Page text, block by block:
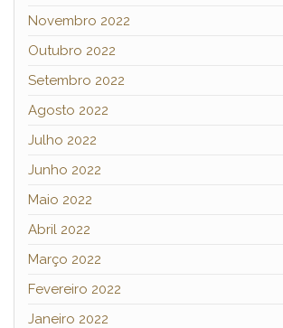
Novembro 2022
Outubro 2022
Setembro 2022
Agosto 2022
Julho 2022
Junho 2022
Maio 2022
Abril 2022
Março 2022
Fevereiro 2022
Janeiro 2022